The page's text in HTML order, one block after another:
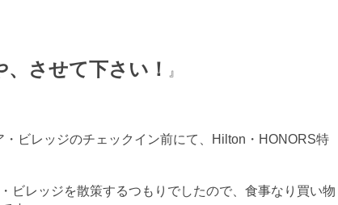
、させて下さい！ 』
ビレッジのチェックイン前にて、Hilton・HONORS特
ビレッジを散策するつもりでしたので、食事なり買い物